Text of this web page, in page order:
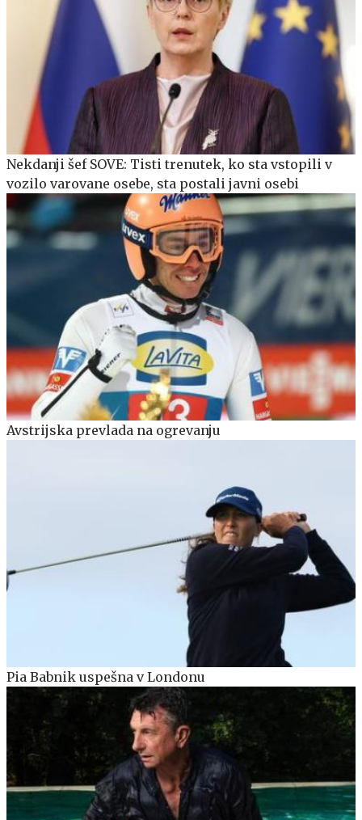
Nekdanji šef SOVE: Tisti trenutek, ko sta vstopili v
vozilo varovane osebe, sta postali javni osebi
Avstrijska prevlada na ogrevanju
Pia Babnik uspešna v Londonu